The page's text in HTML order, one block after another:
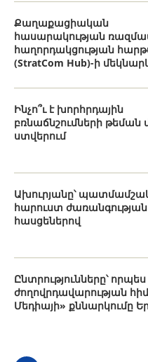
Քաղաքացիական
հասարակության
հաղորդակցության
(StratCom Hub)-ի
Ինչո՞ւ է խորհրդային
բռնաճնշումների թեման
ստվերում
Ախուրյանը՝
հարուստ ժառանգության
հասցեներով
Ընտրությունները՝ որպես
ժողովրդավարության
Մեդիայի» քննարկումը